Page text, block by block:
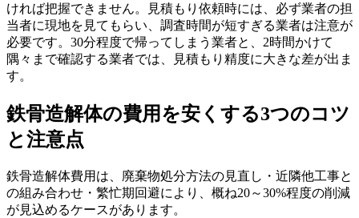
ければ把握できません。見積もり依頼時には、必ず業者の担
当者に現地を見てもらい、調査時間が短すぎる業者は注意が
必要です。30分程度で帰ってしまう業者と、2時間かけて
隅々まで確認する業者では、見積もり精度に大きな差が出ま
す。
鉄骨造解体の費用を安くする3つのコツ
と注意点
鉄骨造解体費用は、廃棄物処分方法の見直し・近隣他工事と
の組み合わせ・繁忙期回避により、概ね20～30%程度の削減
が見込めるケースがあります。